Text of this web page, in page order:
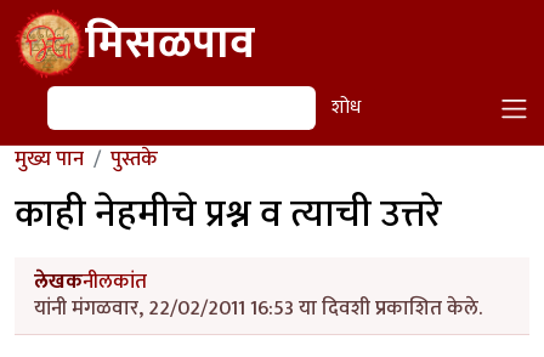
Skip to main contentमिसळपाव
शोध शोध
मुख्य पान पुस्तके
काही नेहमीचे प्रश्न व त्याची उत्तरे
लेखकनीलकांत
यांनी मंगळवार, 22/02/2011 16:53 या दिवशी प्रकाशित केले.